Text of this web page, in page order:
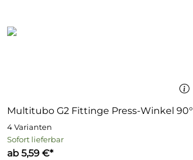
Multitubo G2 Fittinge Press-Winkel 90°
4 Varianten
Sofort lieferbar
ab 5,59 €*